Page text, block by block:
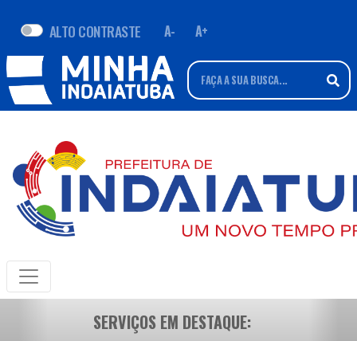
ALTO CONTRASTE A- A+
SERVIÇOS EM DESTAQUE: